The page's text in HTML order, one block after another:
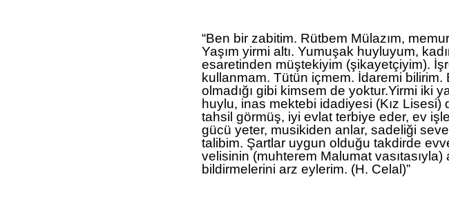
“Ben bir zabitim. Rütbem Mülazım,
Yaşım yirmi altı. Yumuşak huyluyum,
esaretinden müştekiyim (şikayetçiyim).
kullanmam. Tütün içmem. İdaremi bilirim.
olmadığı gibi kimsem de yoktur.Yirmi iki
huylu, inas mektebi idadiyesi (Kız Lisesi)
tahsil görmüş, iyi evlat terbiye eder, ev
gücü yeter, musikiden anlar, sadeliği
talibim. Şartlar uygun olduğu takdirde
velisinin (muhterem Malumat vasıtasıyla)
bildirmelerini arz eylerim. (H. Celal)”